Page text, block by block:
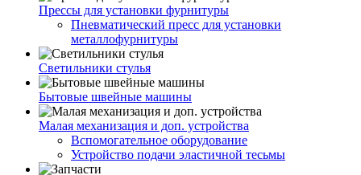
Прессы для установки фурнитуры
Пневматический пресс для установки
металлофурнитуры
Светильники стулья
Бытовые швейные машины
Малая механизация и доп. устройства
Вспомогательное оборудование
Устройство подачи эластичной тесьмы